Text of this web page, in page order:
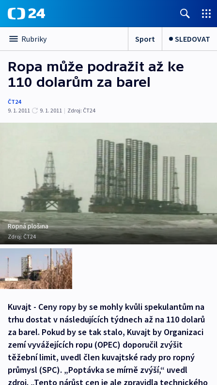
Rubriky Sport SLEDOVAT
Ropa může podražit až ke
110 dolarům za barel
ČT24
9. 1. 2011
9. 1. 2011 | Zdroj: ČT24
Ropná plošina
Zdroj: ČT24
Kuvajt - Ceny ropy by se mohly kvůli spekulantům na
trhu dostat v následujících týdnech až na 110 dolarů
za barel. Pokud by se tak stalo, Kuvajt by Organizaci
zemí vyvážejících ropu (OPEC) doporučil zvýšit
těžební limit, uvedl člen kuvajtské rady pro ropný
průmysl (SPC). „Poptávka se mírně zvýší,“ uvedl
zdroj. „Tento nárůst cen je ale zpravidla technického